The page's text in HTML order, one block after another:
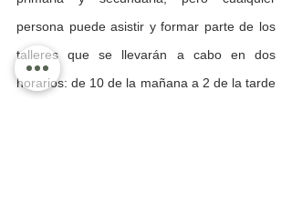
persona puede asistir y formar parte de los
talleres que se llevarán a cabo en dos
horarios: de 10 de la mañana a 2 de la tarde